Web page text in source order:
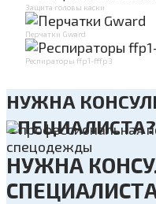
Защита головы каски
Перчатки Gward
Респираторы ffp1-fffp3
НУЖНА
СПЕЦИАЛИСТА?
НУЖНА